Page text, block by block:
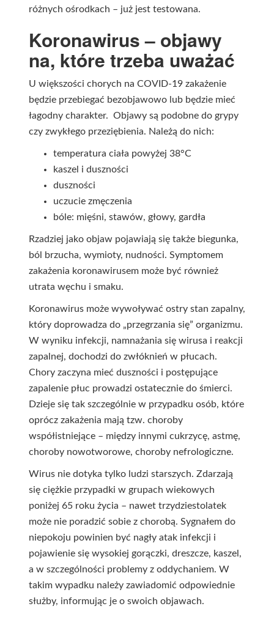
różnych ośrodkach – już jest testowana.
Koronawirus – objawy
na, które trzeba uważać
U większości chorych na COVID-19 zakażenie
będzie przebiegać bezobjawowo lub będzie mieć
łagodny charakter. Objawy są podobne do grypy
czy zwykłego przeziębienia. Należą do nich:
temperatura ciała powyżej 38°C
kaszel i duszności
duszności
uczucie zmęczenia
bóle: mięśni, stawów, głowy, gardła
Rzadziej jako objaw pojawiają się także biegunka,
ból brzucha, wymioty, nudności. Symptomem
zakażenia koronawirusem może być również
utrata węchu i smaku.
Koronawirus może wywoływać ostry stan zapalny,
który doprowadza do „przegrzania się” organizmu.
W wyniku infekcji, namnażania się wirusa i reakcji
zapalnej, dochodzi do zwłóknień w płucach.
Chory zaczyna mieć duszności i postępujące
zapalenie płuc prowadzi ostatecznie do śmierci.
Dzieje się tak szczególnie w przypadku osób, które
oprócz zakażenia mają tzw. choroby
współistniejące – między innymi cukrzycę, astmę,
choroby nowotworowe, choroby nefrologiczne.
Wirus nie dotyka tylko ludzi starszych. Zdarzają
się ciężkie przypadki w grupach wiekowych
poniżej 65 roku życia – nawet trzydziestolatek
może nie poradzić sobie z chorobą. Sygnałem do
niepokoju powinien być nagły atak infekcji i
pojawienie się wysokiej gorączki, dreszcze, kaszel,
a w szczególności problemy z oddychaniem. W
takim wypadku należy zawiadomić odpowiednie
służby, informując je o swoich objawach.